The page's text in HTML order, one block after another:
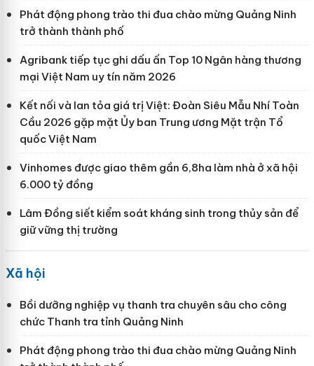
Phát động phong trào thi đua chào mừng Quảng Ninh
trở thành thành phố
Agribank tiếp tục ghi dấu ấn Top 10 Ngân hàng thương
mại Việt Nam uy tín năm 2026
Kết nối và lan tỏa giá trị Việt: Đoàn Siêu Mẫu Nhí Toàn
Cầu 2026 gặp mặt Ủy ban Trung ương Mặt trận Tổ
quốc Việt Nam
Vinhomes được giao thêm gần 6,8ha làm nhà ở xã hội
6.000 tỷ đồng
Lâm Đồng siết kiểm soát kháng sinh trong thủy sản để
giữ vững thị trường
Xã hội
Bồi dưỡng nghiệp vụ thanh tra chuyên sâu cho công
chức Thanh tra tỉnh Quảng Ninh
Phát động phong trào thi đua chào mừng Quảng Ninh